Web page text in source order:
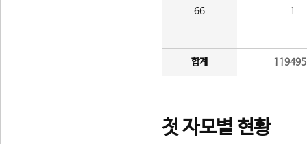
66 1
합계
첫 자모별 현황